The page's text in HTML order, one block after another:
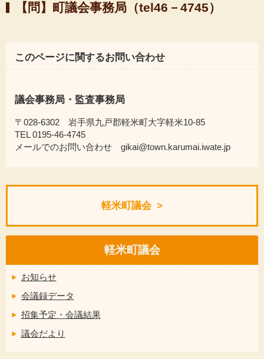
【問】町議会事務局（tel46－4745）
このページに関するお問い合わせ
議会事務局・監査事務局
〒028-6302 岩手県九戸郡軽米町大字軽米10-85
TEL 0195-46-4745
メールでのお問い合わせ gikai@town.karumai.iwate.jp
軽米町議会
軽米町議会
お知らせ
会議録データ
招集予定・会議結果
議会だより